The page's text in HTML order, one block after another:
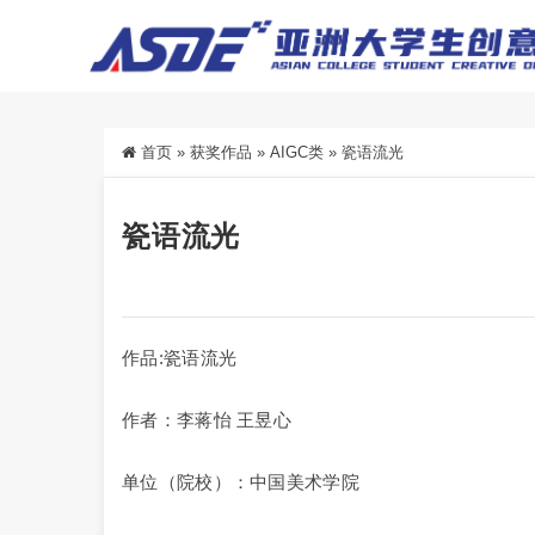
首页 » 获奖作品 » AIGC类 » 瓷语流光
瓷语流光
作品:瓷语流光
作者：李蒋怡 王昱心
单位（院校）：中国美术学院